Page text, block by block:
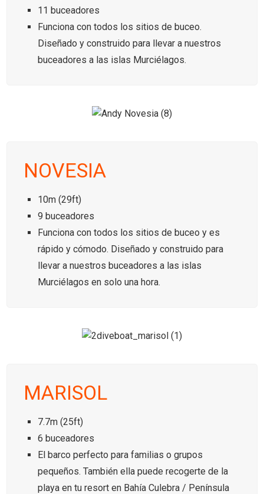
11 buceadores
Funciona con todos los sitios de buceo.
Diseñado y construido para llevar a nuestros
buceadores a las islas Murciélagos.
NOVESIA
10m (29ft)
9 buceadores
Funciona con todos los sitios de buceo y es
rápido y cómodo. Diseñado y construido para
llevar a nuestros buceadores a las islas
Murciélagos en solo una hora.
MARISOL
7.7m (25ft)
6 buceadores
El barco perfecto para familias o grupos
pequeños. También ella puede recogerte de la
playa en tu resort en Bahía Culebra / Península